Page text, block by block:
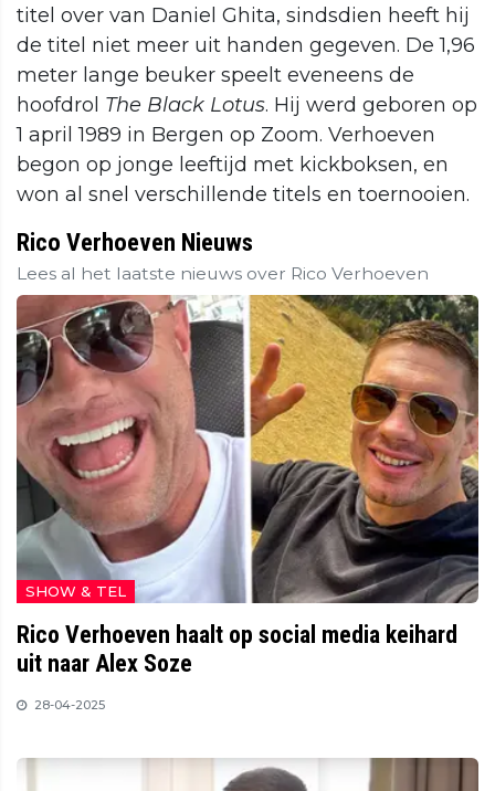
titel over van Daniel Ghita, sindsdien heeft hij
de titel niet meer uit handen gegeven. De 1,96
meter lange beuker speelt eveneens de
hoofdrol The Black Lotus. Hij werd geboren op
1 april 1989 in Bergen op Zoom. Verhoeven
begon op jonge leeftijd met kickboksen, en
won al snel verschillende titels en toernooien.
Rico Verhoeven Nieuws
Lees al het laatste nieuws over Rico Verhoeven
SHOW & TEL
Rico Verhoeven haalt op social media keihard
uit naar Alex Soze
28-04-2025